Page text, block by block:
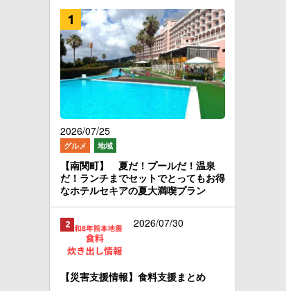
2026/07/25
グルメ 地域
【南関町】 夏だ！プールだ！温泉
だ！ランチまでセットでとってもお得
なホテルセキアの夏大満喫プラン
2026/07/30
【災害支援情報】食料支援まとめ